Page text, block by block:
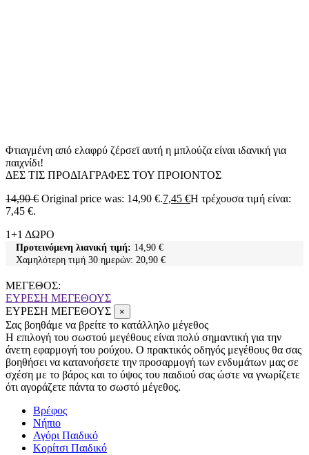
Φτιαγμένη από ελαφρύ ζέρσεϊ αυτή η μπλούζα είναι ιδανική για
παιχνίδι!
ΔΕΣ ΤΙΣ ΠΡΟΔΙΑΓΡΑΦΕΣ ΤΟΥ ΠΡΟΙΟΝΤΟΣ
14,90€ Original price was: 14,90 €.7,45 €Η τρέχουσα τιμή είναι:
7,45 €.
1+1 ΔΩΡΟ
Προτεινόμενη λιανική τιμή: 14,90 €
Χαμηλότερη τιμή 30 ημερών: 20,90 €
ΜΕΓΕΘΟΣ:
ΕΥΡΕΣΗ ΜΕΓΕΘΟΥΣ
ΕΥΡΕΣΗ ΜΕΓΕΘΟΥΣ
×
Σας βοηθάμε να βρείτε το κατάλληλο μέγεθος
Η επιλογή του σωστού μεγέθους είναι πολύ σημαντική για την
άνετη εφαρμογή του ρούχου. Ο πρακτικός οδηγός μεγέθους θα σας
βοηθήσει να κατανοήσετε την προσαρμογή των ενδυμάτων μας σε
σχέση με το βάρος και το ύψος του παιδιού σας ώστε να γνωρίζετε
ότι αγοράζετε πάντα το σωστό μέγεθος.
Βρέφος
Νήπιο
Αγόρι Παιδικό
Κορίτσι Παιδικό